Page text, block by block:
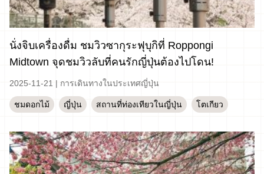
นั่งจิบเครื่องดื่ม ชมวิวซากุระฟุบุกิที่ Roppongi
Midtown จุดชมวิวลับที่คนรักญี่ปุ่นต้องไปโดน!
2025-11-21 | การเดินทางในประเทศญี่ปุ่น
ชมดอกไม้ ญี่ปุ่น สถานที่ท่องเทียวในญี่ปุ่น โตเกียว